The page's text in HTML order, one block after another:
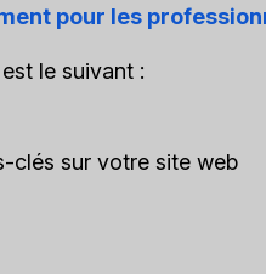
pour les
le suivant :
clés sur votre site web